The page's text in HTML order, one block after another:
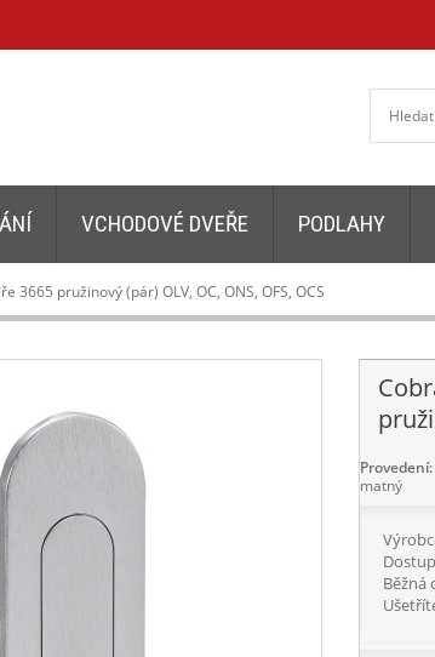
VCHODOVÉ DVEŘE PODLAHY
3665 pružinový (pár) OLV, OC, ONS, OFS, OCS
Provedení:
matný
Běžná